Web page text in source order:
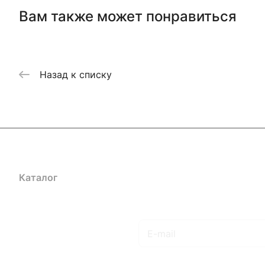
Вам также может понравиться
Назад к списку
Каталог